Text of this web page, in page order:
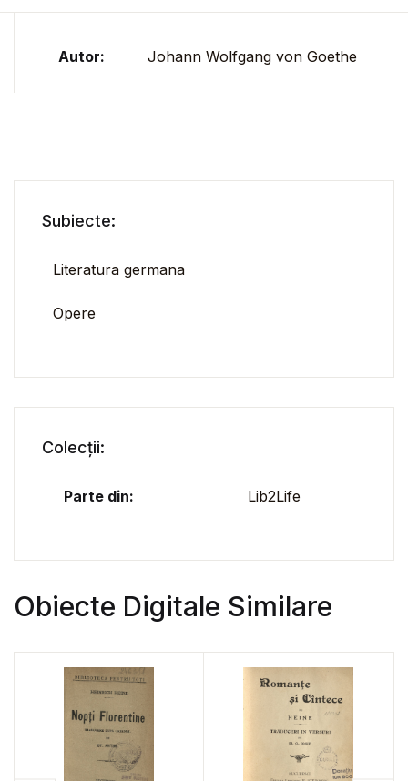
Autor: Johann Wolfgang von Goethe
Subiecte:
Literatura germana
Opere
Colecții:
Parte din: Lib2Life
Obiecte Digitale Similare